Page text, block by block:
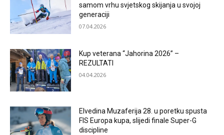
samom vrhu svjetskog skijanja u svojoj
generaciji
07.04.2026
Kup veterana “Jahorina 2026” –
REZULTATI
04.04.2026
Elvedina Muzaferija 28. u poretku spusta
FIS Europa kupa, slijedi finale Super-G
discipline